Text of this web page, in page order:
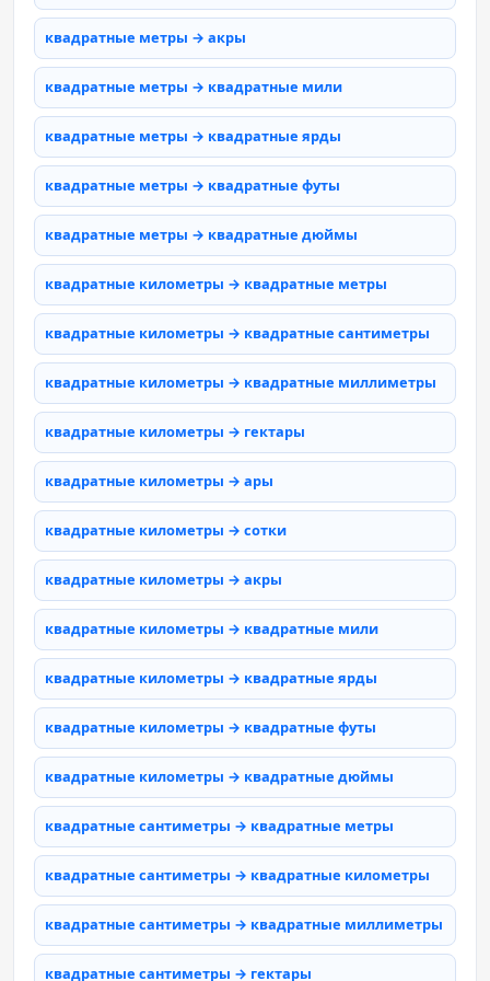
квадратные метры → акры
квадратные метры → квадратные мили
квадратные метры → квадратные ярды
квадратные метры → квадратные футы
квадратные метры → квадратные дюймы
квадратные километры → квадратные метры
квадратные километры → квадратные сантиметры
квадратные километры → квадратные миллиметры
квадратные километры → гектары
квадратные километры → ары
квадратные километры → сотки
квадратные километры → акры
квадратные километры → квадратные мили
квадратные километры → квадратные ярды
квадратные километры → квадратные футы
квадратные километры → квадратные дюймы
квадратные сантиметры → квадратные метры
квадратные сантиметры → квадратные километры
квадратные сантиметры → квадратные миллиметры
квадратные сантиметры → гектары